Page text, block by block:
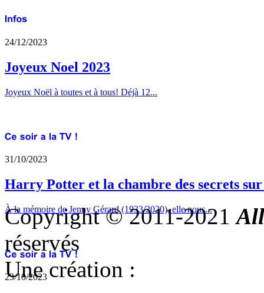
24/12/2023
Joyeux Noel 2023
Joyeux Noël à toutes et à tous! Déjà 12...
31/10/2023
Harry Potter et la chambre des secrets
À la mémoire de Jenny Gérard (1933/2020), elle nous...
23/10/2023
Copyright © 2011-2021
réservés
Une création :